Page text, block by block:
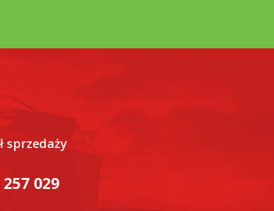
sprzedaży
029